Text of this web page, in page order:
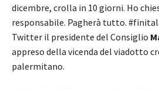
dicembre, crolla in 10 giorni. Ho
responsabile. Pagherà tutto.
Twitter il presidente del Consiglio
appreso della vicenda del viadotto
palermitano.